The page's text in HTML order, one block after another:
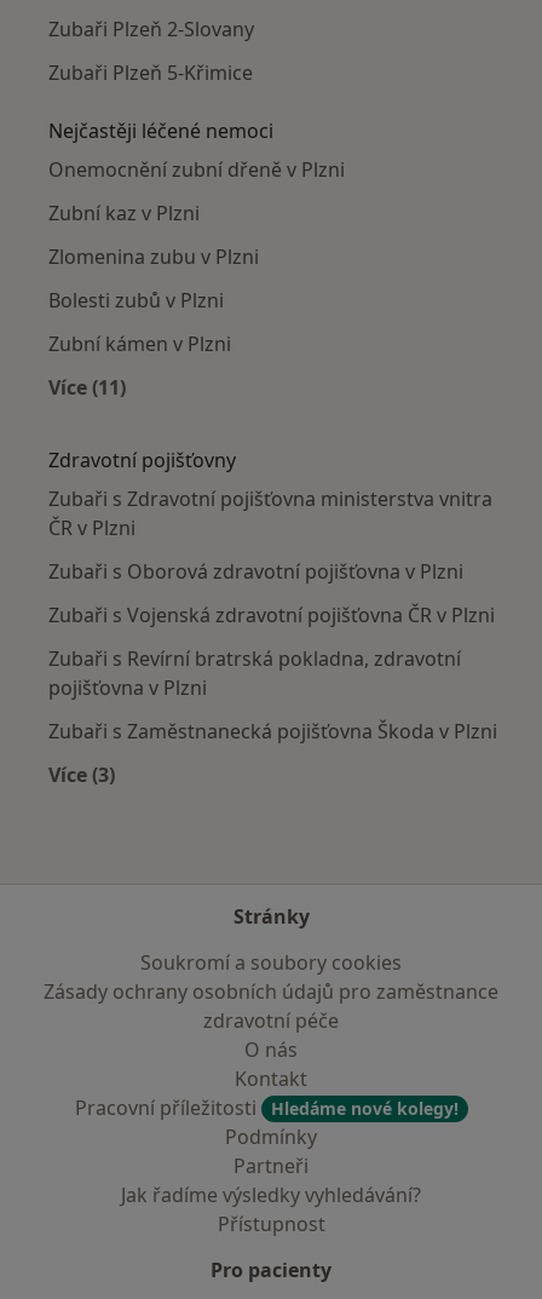
Zubaři Plzeň 2-Slovany
Zubaři Plzeň 5-Křimice
Nejčastěji léčené nemoci
Onemocnění zubní dřeně v Plzni
Zubní kaz v Plzni
Zlomenina zubu v Plzni
Bolesti zubů v Plzni
Zubní kámen v Plzni
Více (11)
Zdravotní pojišťovny
Zubaři s Zdravotní pojišťovna ministerstva vnitra
ČR v Plzni
Zubaři s Oborová zdravotní pojišťovna v Plzni
Zubaři s Vojenská zdravotní pojišťovna ČR v Plzni
Zubaři s Revírní bratrská pokladna, zdravotní
pojišťovna v Plzni
Zubaři s Zaměstnanecká pojišťovna Škoda v Plzni
Více (3)
Stránky
Soukromí a soubory cookies
Zásady ochrany osobních údajů pro zaměstnance
zdravotní péče
O nás
Kontakt
Pracovní příležitosti
Hledáme nové kolegy!
Podmínky
Partneři
Jak řadíme výsledky vyhledávání?
Přístupnost
Pro pacienty